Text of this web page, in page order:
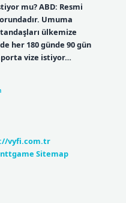
mu? ABD: Resmi
Umuma
ülkemize
her 180 günde 90 gün
vize istiyor…
vyfi.com.tr
nttgame Sitemap